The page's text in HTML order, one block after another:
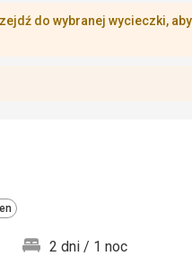
do wybranej wycieczki,
2 dni / 1 noc